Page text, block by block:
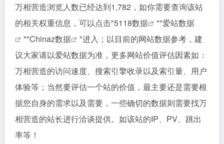
万相营造浏览人数已经达到1,782，如你需要查询该站
的相关权重信息，可以点击"5118数据 ""爱站数据
""Chinaz数据
"进入；以目前的网站数据参考，建
议大家请以爱站数据为准，更多网站价值评估因素如：
万相营造的访问速度、搜索引擎收录以及索引量、用户
体验等；当然要评估一个站的价值，最主要还是需要根
据您自身的需求以及需要，一些确切的数据则需要找万
相营造的站长进行洽谈提供。如该站的IP、PV、跳出
率等！